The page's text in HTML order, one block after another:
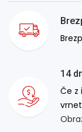
14
Če z